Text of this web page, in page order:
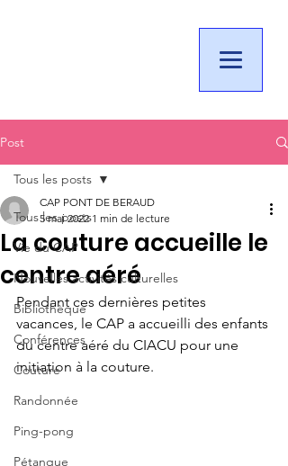
Post
Tous les posts
Vie du CAP
Nouvelles activités culturelles
Bibliothèque
Conférences
Couture
Randonnée
Ping-pong
Pétanque
Tous les posts
La couture accueille le
centre aéré
CAP PONT DE BERAUD
5 mai 2022 1 min de lecture
Pendant ces dernières petites
vacances, le CAP a accueilli des enfants
du centre aéré du CIACU pour une
initiation à la couture.